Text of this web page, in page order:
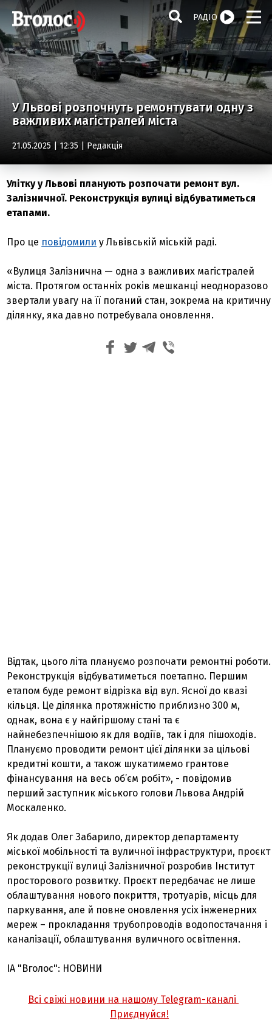
РАДІО
У Львові розпочнуть ремонтувати одну з
важливих магістралей міста
21.05.2025 | 12:35 | Редакція
Улітку у Львові планують розпочати ремонт вул.
Залізничної. Реконструкція вулиці відбуватиметься
етапами.
Про це повідомили у Львівській міській раді.
«Вулиця Залізнична — одна з важливих магістралей
міста. Протягом останніх років мешканці неодноразово
звертали увагу на її поганий стан, зокрема на критичну
ділянку, яка давно потребувала оновлення.
Відтак, цього літа плануємо розпочати ремонтні роботи.
Реконструкція відбуватиметься поетапно. Першим
етапом буде ремонт відрізка від вул. Ясної до квазі
кільця. Це ділянка протяжністю приблизно 300 м,
однак, вона є у найгіршому стані та є
найнебезпечнішою як для водіїв, так і для пішоходів.
Плануємо проводити ремонт цієї ділянки за цільові
кредитні кошти, а також шукатимемо грантове
фінансування на весь об’єм робіт», - повідомив
перший заступник міського голови Львова Андрій
Москаленко.
Як додав Олег Забарило, директор департаменту
міської мобільності та вуличної інфраструктури, проєкт
реконструкції вулиці Залізничної розробив Інститут
просторового розвитку. Проєкт передбачає не лише
облаштування нового покриття, тротуарів, місць для
паркування, але й повне оновлення усіх інженерних
мереж – прокладання трубопроводів водопостачання і
каналізації, облаштування вуличного освітлення.
ІА "Вголос": НОВИНИ
Всі свіжі новини на нашому Telegram-каналі
Приєднуйся!